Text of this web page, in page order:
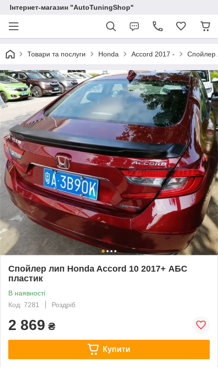
Інтернет-магазин "AutoTuningShop"
Товари та послуги Honda Accord 2017 - Спойлер
Спойлер лип Honda Accord 10 2017+ АБС
пластик
В наявності
Код: 7281
Роздріб
2 869 ₴
Купити